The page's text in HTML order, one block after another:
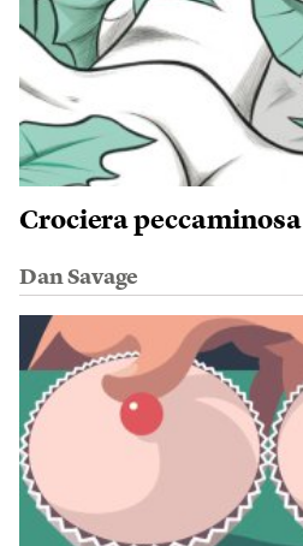
Crociera peccaminosa
Dan Savage